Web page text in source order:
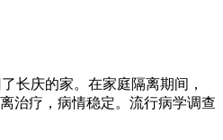
长庆的家。在家庭隔离期间，
治疗，病情稳定。流行病学调查